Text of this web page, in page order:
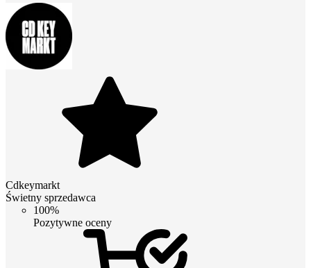
Cdkeymarkt
Świetny sprzedawca
100%
Pozytywne oceny